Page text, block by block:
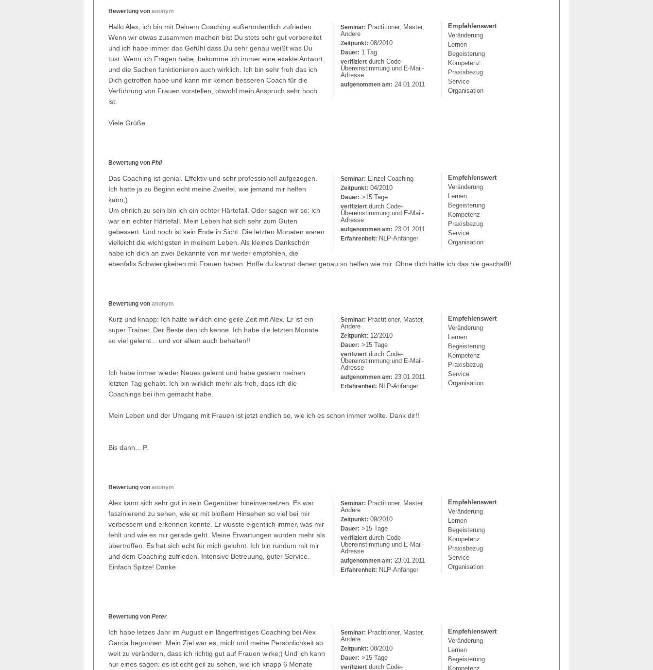
Bewertung von anonym
Empfehlenswert
Veränderung
Lernen
Begeisterung
Kompetenz
Praxisbezug
Service
Organisation
Seminar: Practitioner, Master,
Andere
Zeitpunkt: 08/2010
Dauer: 1 Tag
verifiziert durch Code-
Übereinstimmung und E-Mail-
Adresse
aufgenommen am: 24.01.2011
Hallo Alex, ich bin mit Deinem Coaching außerordentlich zufrieden.
Wenn wir etwas zusammen machen bist Du stets sehr gut vorbereitet
und ich habe immer das Gefühl dass Du sehr genau weißt was Du
tust. Wenn ich Fragen habe, bekomme ich immer eine exakte Antwort,
und die Sachen funktionieren auch wirklich. Ich bin sehr froh das ich
Dich getroffen habe und kann mir keinen besseren Coach für die
Verführung von Frauen vorstellen, obwohl mein Anspruch sehr hoch
ist.
Viele Grüße
Bewertung von Phil
Empfehlenswert
Veränderung
Lernen
Begeisterung
Kompetenz
Praxisbezug
Service
Organisation
Seminar: Einzel-Coaching
Zeitpunkt: 04/2010
Dauer: >15 Tage
verifiziert durch Code-
Übereinstimmung und E-Mail-
Adresse
aufgenommen am: 23.01.2011
Erfahrenheit: NLP-Anfänger
Das Coaching ist genial. Effektiv und sehr professionell aufgezogen.
Ich hatte ja zu Beginn echt meine Zweifel, wie jemand mir helfen
kann;)
Um ehrlich zu sein bin ich ein echter Härtefall. Oder sagen wir so: ich
war ein echter Härtefall. Mein Leben hat sich sehr zum Guten
gebessert. Und noch ist kein Ende in Sicht. Die letzten Monaten waren
vielleicht die wichtigsten in meinem Leben. Als kleines Dankschön
habe ich dich an zwei Bekannte von mir weiter empfohlen, die
ebenfalls Schwierigkeiten mit Frauen haben. Hoffe du kannst denen genau so helfen wie mir. Ohne dich hätte ich das nie geschafft!
Bewertung von anonym
Empfehlenswert
Veränderung
Lernen
Begeisterung
Kompetenz
Praxisbezug
Service
Organisation
Seminar: Practitioner, Master,
Andere
Zeitpunkt: 12/2010
Dauer: >15 Tage
verifiziert durch Code-
Übereinstimmung und E-Mail-
Adresse
aufgenommen am: 23.01.2011
Erfahrenheit: NLP-Anfänger
Kurz und knapp: Ich hatte wirklich eine geile Zeit mit Alex. Er ist ein
super Trainer. Der Beste den ich kenne. Ich habe die letzten Monate
so viel gelernt... und vor allem auch behalten!!
Ich habe immer wieder Neues gelernt und habe gestern meinen
letzten Tag gehabt. Ich bin wirklich mehr als froh, dass ich die
Coachings bei ihm gemacht habe.
Mein Leben und der Umgang mit Frauen ist jetzt endlich so, wie ich es schon immer wollte. Dank dir!!
Bis dann... P.
Bewertung von anonym
Empfehlenswert
Veränderung
Lernen
Begeisterung
Kompetenz
Praxisbezug
Service
Organisation
Seminar: Practitioner, Master,
Andere
Zeitpunkt: 09/2010
Dauer: >15 Tage
verifiziert durch Code-
Übereinstimmung und E-Mail-
Adresse
aufgenommen am: 23.01.2011
Erfahrenheit: NLP-Anfänger
Alex kann sich sehr gut in sein Gegenüber hineinversetzen. Es war
faszinierend zu sehen, wie er mit bloßem Hinsehen so viel bei mir
verbessern und erkennen konnte. Er wusste eigentlich immer, was mir
fehlt und wie es mir gerade geht. Meine Erwartungen wurden mehr als
übertroffen. Es hat sich echt für mich gelohnt. Ich bin rundum mit mir
und dem Coaching zufrieden. Intensive Betreuung, guter Service.
Einfach Spitze! Danke
Bewertung von Peter
Empfehlenswert
Veränderung
Lernen
Begeisterung
Kompetenz
Seminar: Practitioner, Master,
Andere
Zeitpunkt: 08/2010
Dauer: >15 Tage
verifiziert durch Code-
Ich habe letzes Jahr im August ein längerfristiges Coaching bei Alex
Garcia begonnen. Mein Ziel war es, mich und meine Persönlichkeit so
weit zu verändern, dass ich richtig gut auf Frauen wirke;) Und ich kann
nur eines sagen: es ist echt geil zu sehen, wie ich knapp 6 Monate